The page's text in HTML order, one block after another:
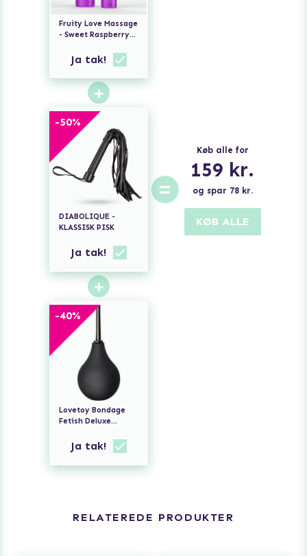
Fruity Love Massage
- Sweet Raspberry
Ja tak!
+
-50%
DIABOLIQUE -
KLASSISK PISK
Ja tak!
+
-40%
Lovetoy Bondage
Fetish Deluxe
Ja tak!
=
Køb alle for
159 kr.
og spar 78kr.
KØB ALLE
RELATEREDE PRODUKTER